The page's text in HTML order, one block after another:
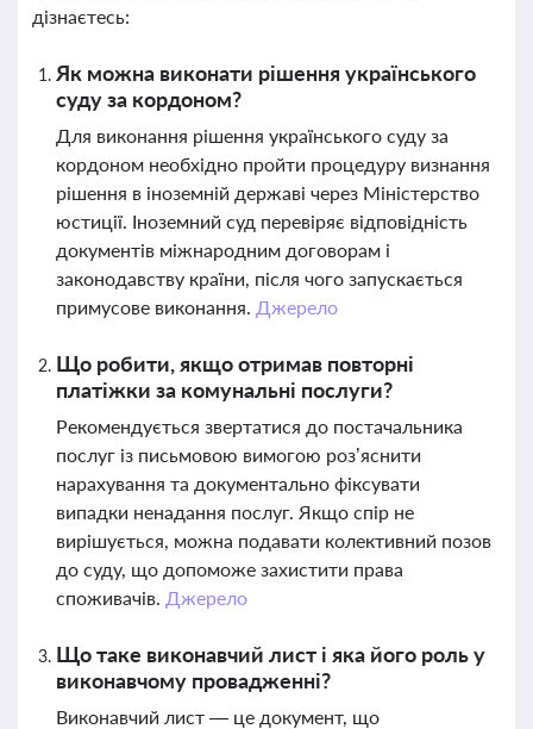
дізнаєтесь:
Як можна виконати рішення українського
суду за кордоном?
Для виконання рішення українського суду за
кордоном необхідно пройти процедуру визнання
рішення в іноземній державі через Міністерство
юстиції. Іноземний суд перевіряє відповідність
документів міжнародним договорам і
законодавству країни, після чого запускається
примусове виконання. Джерело
Що робити, якщо отримав повторні
платіжки за комунальні послуги?
Рекомендується звертатися до постачальника
послуг із письмовою вимогою роз’яснити
нарахування та документально фіксувати
випадки ненадання послуг. Якщо спір не
вирішується, можна подавати колективний позов
до суду, що допоможе захистити права
споживачів. Джерело
Що таке виконавчий лист і яка його роль у
виконавчому провадженні?
Виконавчий лист — це документ, що